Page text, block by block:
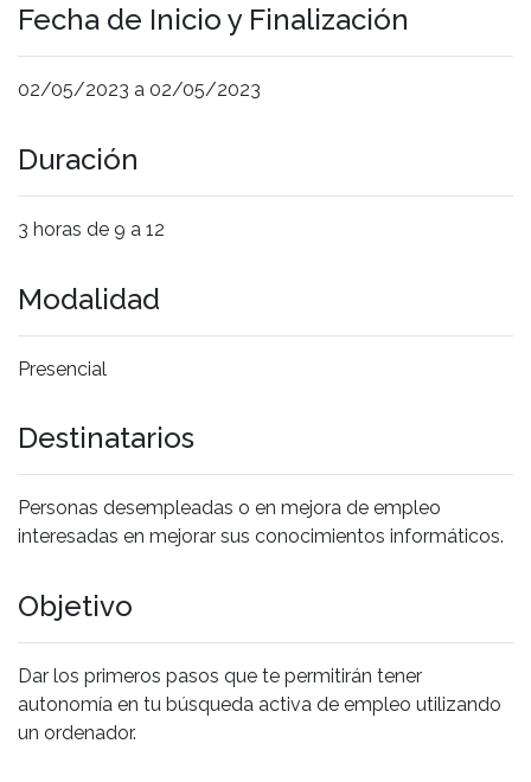
Fecha de Inicio y Finalización
02/05/2023 a 02/05/2023
Duración
3 horas de 9 a 12
Modalidad
Presencial
Destinatarios
Personas desempleadas o en mejora de empleo
interesadas en mejorar sus conocimientos informáticos.
Objetivo
Dar los primeros pasos que te permitirán tener
autonomía en tu búsqueda activa de empleo utilizando
un ordenador.